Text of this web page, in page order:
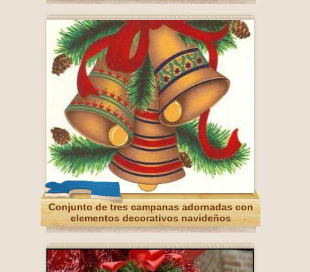
Conjunto de tres campanas adornadas con
elementos decorativos navideños